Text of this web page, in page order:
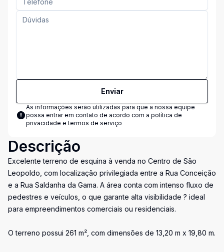
Enviar
As informações serão utilizadas para que a nossa equipe
possa entrar em contato de acordo com a política de
privacidade e termos de serviço
Descrição
Excelente terreno de esquina à venda no Centro de São
Leopoldo, com localização privilegiada entre a Rua Conceição
e a Rua Saldanha da Gama. A área conta com intenso fluxo de
pedestres e veículos, o que garante alta visibilidade ? ideal
para empreendimentos comerciais ou residenciais.
O terreno possui 261 m², com dimensões de 13,20 m x 19,80 m.